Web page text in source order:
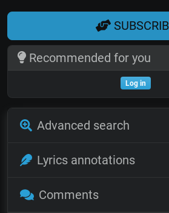
Recommended for you
Log in
Advanced search
Lyrics annotations
Comments